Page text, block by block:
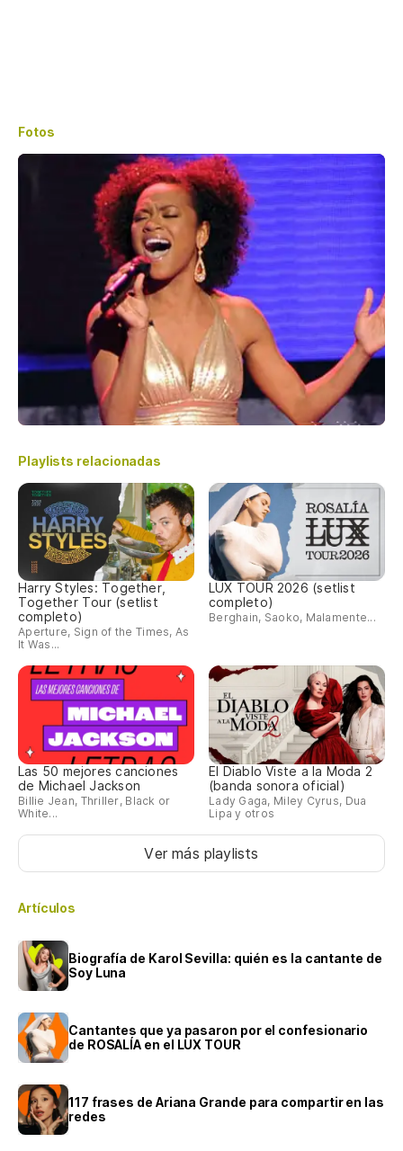
Fotos
Playlists relacionadas
Harry Styles: Together,
Together Tour (setlist
completo)
Aperture, Sign of the Times, As
It Was...
LUX TOUR 2026 (setlist
completo)
Berghain, Saoko, Malamente...
Las 50 mejores canciones
de Michael Jackson
Billie Jean, Thriller, Black or
White...
El Diablo Viste a la Moda 2
(banda sonora oficial)
Lady Gaga, Miley Cyrus, Dua
Lipa y otros
Ver más playlists
Artículos
Biografía de Karol Sevilla: quién es la cantante de
Soy Luna
Cantantes que ya pasaron por el confesionario
de ROSALÍA en el LUX TOUR
117 frases de Ariana Grande para compartir en las
redes